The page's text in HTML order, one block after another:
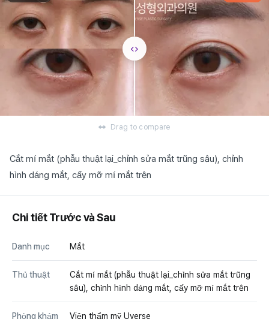
Drag to compare
Cắt mí mắt (phẫu thuật lại_chỉnh sửa mắt trũng sâu), chỉnh
hình dáng mắt, cấy mỡ mí mắt trên
Chi tiết Trước và Sau
Danh mục Mắt
Thủ thuật
Cắt mí mắt (phẫu thuật lại_chỉnh sửa mắt trũng
sâu), chỉnh hình dáng mắt, cấy mỡ mí mắt trên
Phòng khám Viện thẩm mỹ Uverse